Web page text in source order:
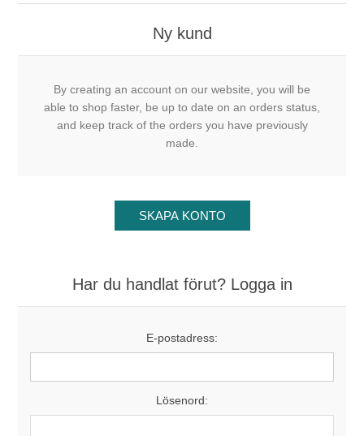
Ny kund
By creating an account on our website, you will be
able to shop faster, be up to date on an orders status,
and keep track of the orders you have previously
made.
Har du handlat förut? Logga in
E-postadress:
Lösenord: